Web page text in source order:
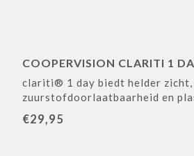
COOPERVISION CLARITI 1
clariti® 1 day biedt helder zicht,
zuurstofdoorlaatbaarheid en
€29,95